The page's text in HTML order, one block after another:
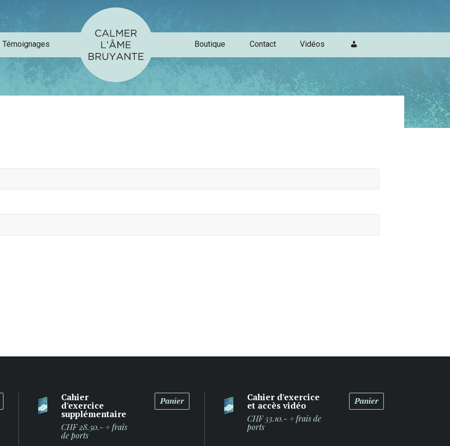
Témoignages Boutique Contact Vidéos
Cahier
d'exercice
supplémentaire
CHF 28.50.- + frais
de ports
Panier Cahier d'exercice
et accès vidéo
CHF 53.10.- + frais de
ports
Panier